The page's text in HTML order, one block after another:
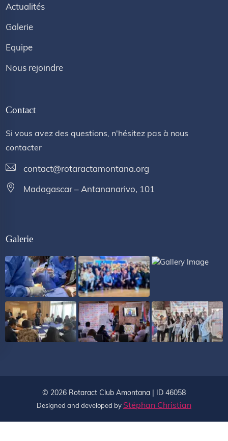
Actualités
Galerie
Equipe
Nous rejoindre
Contact
Si vous avez des questions, n'hésitez pas à nous
contacter
contact@rotaractamontana.org
Madagascar – Antananarivo, 101
Galerie
© 2026 Rotaract Club Amontana | ID 46058
Designed and developed by Stéphan Christian